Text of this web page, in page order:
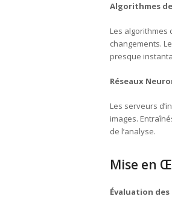
Algorithmes
Les algorithmes
changements.
presque
Réseaux
Les serveurs
images.
de l’analyse.
Mise en
Évaluation des